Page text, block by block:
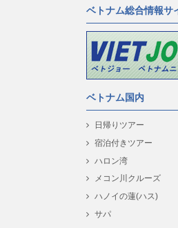
ベトナム総合情報サ
ベトナム国内
日帰りツアー
宿泊付きツアー
ハロン湾
メコン川クルーズ
ハノイの蓮(ハス)
サパ